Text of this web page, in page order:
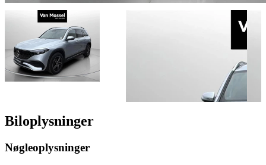
Biloplysninger
Nøgleoplysninger